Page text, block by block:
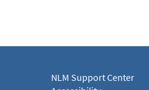
NLM Support Center